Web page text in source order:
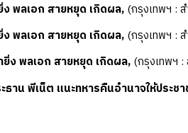
พลเอก สายหยุด เกิดผล,(กรุงเทพฯ :
พลเอก สายหยุด เกิดผล,(กรุงเทพฯ :
ง พลเอก สายหยุด เกิดผล,(กรุงเทพฯ :
าน พีเน็ต แนะทหารคืนอำนาจให้ประช